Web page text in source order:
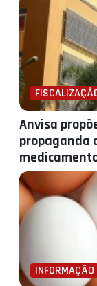
Anvisa
propaganda
INFORMAÇÃO